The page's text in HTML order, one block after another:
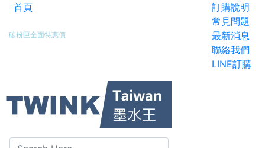
首頁
新加入會員送紅利金100點
碳粉匣全面特惠價
訂購說明
常見問題
最新消息
聯絡我們
LINE訂購